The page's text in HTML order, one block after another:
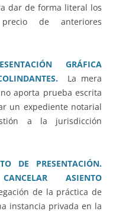
dar de forma literal los
de anteriores
GRÁFICA
La mera
aporta prueba escrita
un expediente notarial
a la jurisdicción
DE PRESENTACIÓN.
ASIENTO
de la práctica de
instancia privada en la